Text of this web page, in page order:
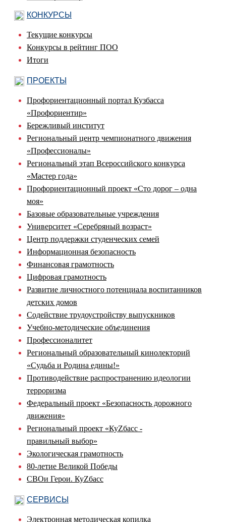
КОНКУРСЫ
Текущие конкурсы
Конкурсы в рейтинг ПОО
Итоги
ПРОЕКТЫ
Профориентационный портал Кузбасса
«Профориентир»
Бережливый институт
Региональный центр чемпионатного движения
«Профессионалы»
Региональный этап Всероссийского конкурса
«Мастер года»
Профориентационный проект «Сто дорог – одна
моя»
Базовые образовательные учреждения
Университет «Серебряный возраст»
Центр поддержки студенческих семей
Информационная безопасность
Финансовая грамотность
Цифровая грамотность
Развитие личностного потенциала воспитанников
детских домов
Содействие трудоустройству выпускников
Учебно-методические объединения
Профессионалитет
Региональный образовательный кинолекторий
«Судьба и Родина едины!»
Противодействие распространению идеологии
терроризма
Федеральный проект «Безопасность дорожного
движения»
Региональный проект «КуZбасс -
правильный выбор»
Экологическая грамотность
80-летие Великой Победы
СВОи Герои. КуZбасс
СЕРВИСЫ
Электронная методическая копилка